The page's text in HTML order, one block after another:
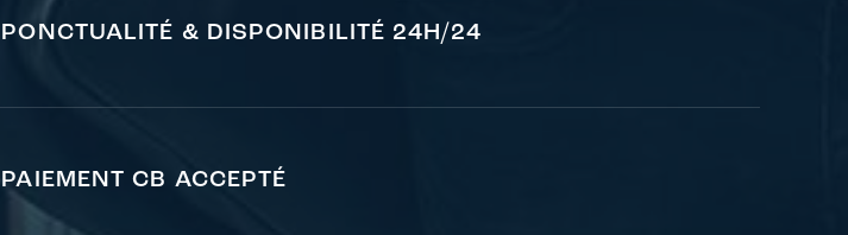
PONCTUALITÉ & DISPONIBILITÉ 24H/24
PAIEMENT CB ACCEPTÉ